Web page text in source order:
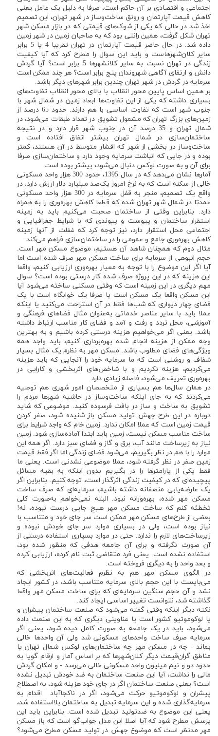
اجتماعی و اقتصادی بر آن حاکم است، صرفا به دلیل یک عامل یعنی
کاهش قیمت آپارتمان و رونق ساخت‌وساز در شهر تهران، این تصمیم
اخذ شد در حالی که یکی از شوک‌های قیمتی که در بازار مسکن شهر
تهران شکل گرفت، همین رانتی بود که به صاحبان زمین در شهر زمین
داده شد. در حال حاضر قیمت آپارتمان در تهران تقریبا 4 یا 5 برابر
سایر کلان‌شهرهاست و باید این سوال را مطرح کرد که آیا کیفیت
زندگی در تهران نسبت به سایر کلانشهرها 5 برابر است؟ آیا گردش
دانش و ارتقای آگاهی شهروندان پنج برابر است؟ هر چند ممکن است
سرمایه در گردش در شهر تهران چندین برابر شهرهای دیگر باشد.
بر همین اساس پایین محور انقلاب با بالای محور انقلاب تفاوت‌های
بسیاری داشته که یکی از این تفاوت‌ها ابعاد زمین در شمال شهر با
جنوب شهر است که تفاوت اساسی با هم دارند. حدود 65 درصد از
زمین‌های بزرگ تهران که مشمول تشویق در تعداد طبقات می‌شود، در
شمال تهران و 35 درصد آن در جنوب شهر قرار دارد و در نتیجه
ساختمان‌سازی در شمال تهران بیشتر اتفاق افتاده است و
ساخت‌وساز در بخشی از شهر که اقشار متوسط در آن هستند، کمتر
بوده و در جایی که انباشت سرمایه وجود دارد و ساختمان‌سازی صرفا
برای آن و به صورت لوکس دنبال می‌شود، بیشتر بوده است.
آمارها نشان می‌دهد که در سال 1395، حدود 300 هزار واحد مسکونی
خالی از سکنه است که به نرخ امروز یک‌صد میلیارد دلار ارزش دارد. در
واقع یک تصمیم، منجر به قفل سرمایه در 300 هزار واحد مسکونی
عمدتا در شمال شهر تهران شده که قطعا کاهش بهره‌وری را به همراه
دارد. بنابراین وقتی از ساختمان صحبت می‌کنیم باید به زمینه
استقرار ساختمان و پیوست و پیوندی که با شرایط جغرافیایی و
اجتماعی محل استقرار دارد، نیز توجه کرد که غفلت از آنها زمینه
کاهش بهره‌وری جامع و عمومی را در ساختمان‌سازی فراهم می‌کند.
مثال دوم که همچنان شاهد آن هستیم، موضوع مسکن مهر است.
حجم انبوهی از سرمایه برای ساخت مسکن مهر صرف شده است اما
آیا اگر این موضوع را با توجه به معیار بهره‌وری ارزیابی کنیم، واقعا
این هزینه که در این پروژه صرف شده کار درستی بوده است؟ سوال
مهم دیگری در این زمینه است که وقتی مسکنی ساخته می‌شود آیا
این مسکن واقعا یک مسکن است یا صرفا یک خوابگاه است با یک
فضای چهار دیواری که شب‌ها فقط در آن استراحت می‌کنید یا اینکه
عملا باید با سایر عناصر خدماتی به‌عنوان مثال فضاهای فرهنگی و
آموزشی، محل تردد و رفت و آمد و فضای کار مناسب ارتباط داشته
باشد. یعنی اگر می‌خواهیم هزینه‌ درستی کرده باشیم و به بهترین
وجه ممکن از هزینه انجام شده بهره‌برداری کنیم، باید واجد همه
ویژگی‌های فضای مطلوب باشد. مسکن مهر به نظرم یک مثال بسیار
شفاف و روشنی است که ما سرمایه خود را آنجایی که باید هزینه
می‌کردیم، هزینه نکردیم و با شاخص‌های اثربخشی و کارایی در
بهره‌‌وری تعریف می‌شود، فاصله زیادی دارد.
در همان سال‌ها هم بسیاری از متخصصان امور شهری هم توصیه
می‌کردند که به جای اینکه ساخت‌و‌ساز در حاشیه شهرها مردم را
تشویق به ساخت و ساز در بافت فرسوده کنید. موضوعی که شاید
دوباره در این طرح جهش تولید مسکن باز شنیده شود، صفر کردن
قیمت زمین است که عملا امکان ندارد. زمین خام که واجد شرایط برای
ساخت مناسب مسکن نیست، زمین باید ابتدا آماده‌سازی شود. زمین
نیاز به زیرساخت مانند آب، برق و گاز و فضای سبز دارد. اگر همه این
موارد را با هم در نظر بگیریم، می‌شود فضای زندگی اما اگر فقط قیمت
زمین صفر در نظر گرفته شود، عملا موضوعی نشدنی است. یعنی ما
فقط یکی از پارامترها را در بگیریم بدون اینکه به بقیه مسائل
پیچیده‌ای که در کیفیت زندگی اثرگذار است، توجه کنیم. بنابراین اگر
یک عارضه‌یابی منصفانه داشته باشیم، سرمایه‌ای که صرف ساخت
مسکن مهر شده، بهره‌ورانه نبود. البته نمی‌خواهم به‌صورت کلی
تخطئه کنم که ساخت مسکن مهر هیچ جایی درست نبوده، نه!
بعضی از طرح‌های مسکن مهر ممکن است سر جای خود و متناسب با
نیاز بوده است، ولی در بسیاری موارد سر جای خودش نبوده و
زیرساخت‌های لازم را ندارد. حتی در موارد بسیاری استفاده درستی از
آن صورت نگرفته و برای آن جامعه هدفی که منظور شده بود،
استفاده نشده است. یعنی فرد متقاضی ثبت نام کرده، ارزیابی کرده
و بعد واحد را به دیگری فروخته است.
در الگوی مسکن مهر هم به نظرم فعالیت‌های اثربخشی که
می‌بایست با این حجم بالای سرمایه متناسب باشد، در کشور ایجاد
نشد و آن حجم سنگین سرمایه‌ای که برای ساخت مسکن مهر واقعا
گذاشته شد، نتوانست تغییر اساسی ایجاد کند.
نکته دیگر اینکه وقتی گفته می‌شود که صنعت ساختمان پیشران و
یا لوکوموتیو کشور است یا عناوینی دیگری که به این صنعت داده
می‌شود، باید در یک جامعه به صورت کامل دیده شود، یعنی اگر
سرمایه صرف ساخت واحدهای مسکونی شد ولی آن واحدها خالی
بماند - چه در مسکن مهر چه ساختمان‌های لوکس شمال تهران یا
مناطق گران‌قیمت دیگر کلان‌شهرها که بر اساس آمار و ارقام گویا به
حدود دو و نیم میلیون واحد مسکونی خالی می‌رسد - و امکان گردش
مالی را نداشت، آیا این صنعت ساختمان به ضد خودش تبدیل نشده
است؟ یعنی صنعت ساختمان اگر در جای خود هزینه شود، به اصطلاح
پیشران و لوکوموتیو حرکت می‌شود، اگر در ناکجاآباد اقدام به
سرمایه‌گذاری شده و این سرمایه تبدیل به ساختمان بلااستفاده شد،
یعنی این موضوع به ضدتولید تبدیل شده است. بنابراین باید این
پرسش مطرح شود که آیا اصلا این مدل جواب‌گو است که باز مسکن
مهر مدنظر است که موضوع جهش در تولید مسکن مطرح می‌شود؟